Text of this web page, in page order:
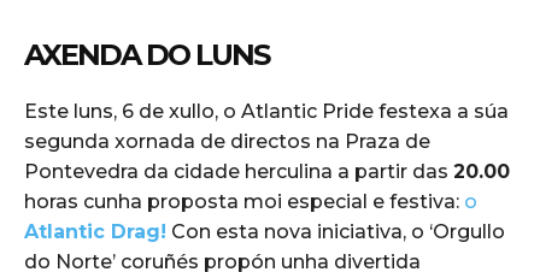
AXENDA DO LUNS
Este luns, 6 de xullo, o Atlantic Pride festexa a súa
segunda xornada de directos na Praza de
Pontevedra da cidade herculina a partir das 20.00
horas cunha proposta moi especial e festiva: o
Atlantic Drag! Con esta nova iniciativa, o ‘Orgullo
do Norte’ coruñés propón unha divertida